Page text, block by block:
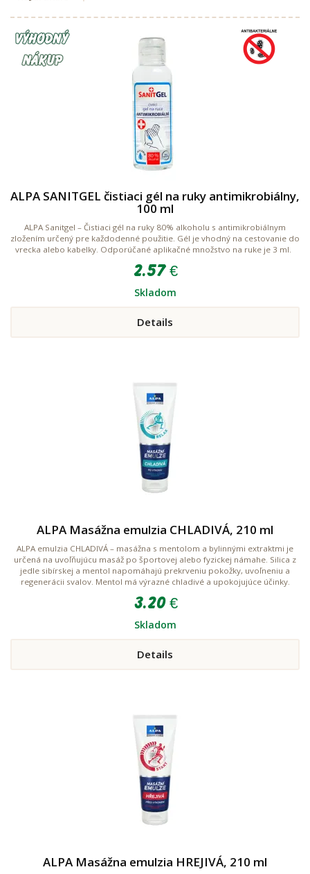
ALPA SANITGEL čistiaci gél na ruky antimikrobiálny,
100 ml
ALPA Sanitgel – Čistiaci gél na ruky 80% alkoholu s antimikrobiálnym
zložením určený pre každodenné použitie. Gél je vhodný na cestovanie do
vrecka alebo kabelky. Odporúčané aplikačné množstvo na ruke je 3 ml.
2.57 €
Skladom
Details
ALPA Masážna emulzia CHLADIVÁ, 210 ml
ALPA emulzia CHLADIVÁ – masážna s mentolom a bylinnými extraktmi je
určená na uvoľňujúcu masáž po športovej alebo fyzickej námahe. Silica z
jedle sibírskej a mentol napomáhajú prekrveniu pokožky, uvoľneniu a
regenerácii svalov. Mentol má výrazné chladivé a upokojujúce účinky.
3.20 €
Skladom
Details
ALPA Masážna emulzia HREJIVÁ, 210 ml